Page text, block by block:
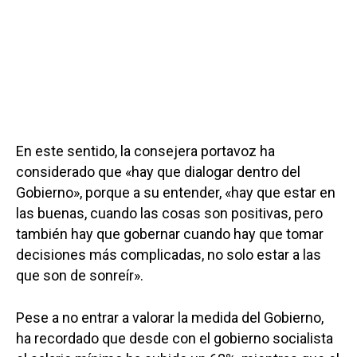
En este sentido, la consejera portavoz ha
considerado que «hay que dialogar dentro del
Gobierno», porque a su entender, «hay que estar en
las buenas, cuando las cosas son positivas, pero
también hay que gobernar cuando hay que tomar
decisiones más complicadas, no solo estar a las
que son de sonreír».
Pese a no entrar a valorar la medida del Gobierno,
ha recordado que desde con el gobierno socialista